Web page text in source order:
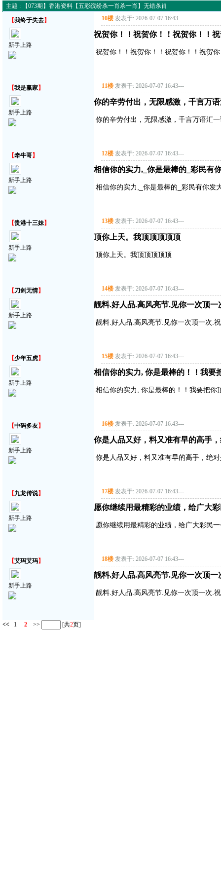
主题 : 【073期】香港资料【五彩缤纷杀一肖杀一肖】无错杀肖
【我终于失去】
新手上路
10楼 发表于: 2026-07-07 16:43---
祝贺你！！祝贺你！！祝贺你！！
祝贺你！！祝贺你！！祝贺你！！祝贺
【我是赢家】
新手上路
11楼 发表于: 2026-07-07 16:43---
你的辛劳付出，无限感激，千言万
你的辛劳付出，无限感激，千言万语汇
【牵牛哥】
新手上路
12楼 发表于: 2026-07-07 16:43---
相信你的实力,_你是最棒的_彩民有
相信你的实力,_你是最棒的_彩民有你发
【贵港十三妹】
新手上路
13楼 发表于: 2026-07-07 16:43---
顶你上天。我顶顶顶顶顶
顶你上天。我顶顶顶顶顶
【刀剑无情】
新手上路
14楼 发表于: 2026-07-07 16:43---
靓料.好人品.高风亮节.见你一次顶一
靓料.好人品.高风亮节.见你一次顶一次.
【少年五虎】
新手上路
15楼 发表于: 2026-07-07 16:43---
相信你的实力, 你是最棒的！！我要
相信你的实力, 你是最棒的！！我要把你
【中码多友】
新手上路
16楼 发表于: 2026-07-07 16:43---
你是人品又好，料又准有早的高手
你是人品又好，料又准有早的高手，绝
【九龙传说】
新手上路
17楼 发表于: 2026-07-07 16:43---
愿你继续用最精彩的业绩，给广大
愿你继续用最精彩的业绩，给广大彩民
【艾玛艾玛】
新手上路
18楼 发表于: 2026-07-07 16:43---
靓料.好人品.高风亮节.见你一次顶一
靓料.好人品.高风亮节.见你一次顶一次.
<< 1 2 >> [共2页]